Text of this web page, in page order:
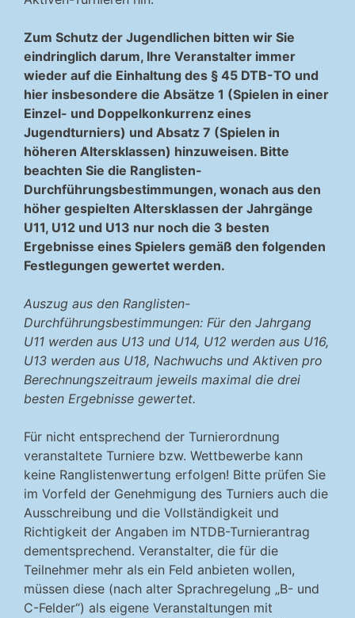
Zum Schutz der Jugendlichen bitten wir Sie
eindringlich darum, Ihre Veranstalter immer
wieder auf die Einhaltung des § 45 DTB-TO und
hier insbesondere die Absätze 1 (Spielen in einer
Einzel- und Doppelkonkurrenz eines
Jugendturniers) und Absatz 7 (Spielen in
höheren Altersklassen) hinzuweisen. Bitte
beachten Sie die Ranglisten-
Durchführungsbestimmungen, wonach aus den
höher gespielten Altersklassen der Jahrgänge
U11, U12 und U13 nur noch die 3 besten
Ergebnisse eines Spielers gemäß den folgenden
Festlegungen gewertet werden.
Auszug aus den Ranglisten-
Durchführungsbestimmungen: Für den Jahrgang
U11 werden aus U13 und U14, U12 werden aus U16,
U13 werden aus U18, Nachwuchs und Aktiven pro
Berechnungszeitraum jeweils maximal die drei
besten Ergebnisse gewertet.
Für nicht entsprechend der Turnierordnung
veranstaltete Turniere bzw. Wettbewerbe kann
keine Ranglistenwertung erfolgen! Bitte prüfen Sie
im Vorfeld der Genehmigung des Turniers auch die
Ausschreibung und die Vollständigkeit und
Richtigkeit der Angaben im NTDB-Turnierantrag
dementsprechend. Veranstalter, die für die
Teilnehmer mehr als ein Feld anbieten wollen,
müssen diese (nach alter Sprachregelung „B- und
C-Felder“) als eigene Veranstaltungen mit